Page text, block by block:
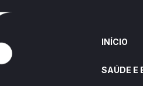
INÍCIO
SAÚDE E